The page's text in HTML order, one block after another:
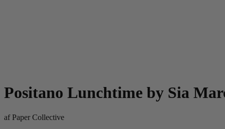
Positano Lunchtime by Sia
afPaper Collective